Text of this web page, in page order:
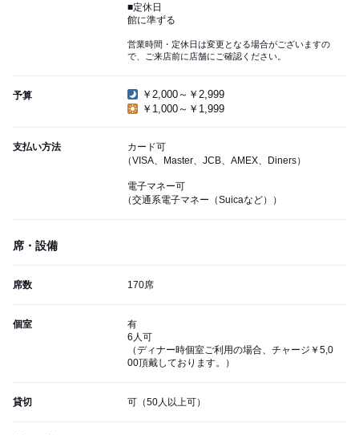
■定休日
館に準ずる
営業時間・定休日は変更となる場合がございますの
で、ご来店前に店舗にご確認ください。
予算
￥2,000～￥2,999
￥1,000～￥1,999
支払い方法
カード可
（VISA、Master、JCB、AMEX、Diners）
電子マネー可
（交通系電子マネー（Suicaなど））
席・設備
席数 170席
個室
有
6人可
（ディナー時個室ご利用の場合、チャージ￥5,0
00頂戴しております。）
貸切 可（50人以上可）